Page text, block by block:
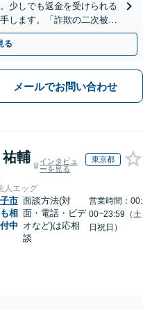
少しでも返金を受けられる
します。「詐欺の二次被
】【Web相談可】
る
メールでお問い合わせ
輔
インタビュ
ーを見る
東京都
人エッグ
市
相
中
面談方法(対
面・電話・ビデ
オなど)は応相
談
営業時間：00:
00~23:59（土
日祝日）